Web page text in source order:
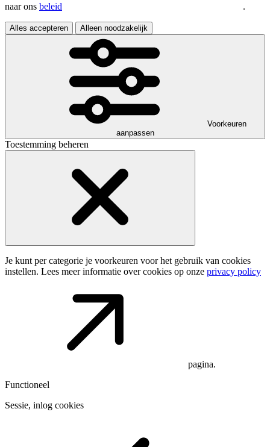
naar ons beleid .
Alles accepteren Alleen noodzakelijk
Voorkeuren
aanpassen
Toestemming beheren
Je kunt per categorie je voorkeuren voor het gebruik van cookies
instellen. Lees meer informatie over cookies op onze privacy policy
pagina.
Functioneel
Sessie, inlog cookies